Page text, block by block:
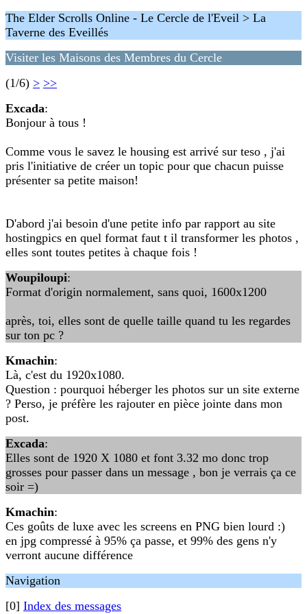
The Elder Scrolls Online - Le Cercle de l'Eveil > La
Taverne des Eveillés
Visiter les Maisons des Membres du Cercle
(1/6) > >>
Excada:
Bonjour à tous !
Comme vous le savez le housing est arrivé sur teso , j'ai
pris l'initiative de créer un topic pour que chacun puisse
présenter sa petite maison!
D'abord j'ai besoin d'une petite info par rapport au site
hostingpics en quel format faut t il transformer les photos ,
elles sont toutes petites à chaque fois !
Woupiloupi:
Format d'origin normalement, sans quoi, 1600x1200
après, toi, elles sont de quelle taille quand tu les regardes
sur ton pc ?
Kmachin:
Là, c'est du 1920x1080.
Question : pourquoi héberger les photos sur un site externe
? Perso, je préfère les rajouter en pièce jointe dans mon
post.
Excada:
Elles sont de 1920 X 1080 et font 3.32 mo donc trop
grosses pour passer dans un message , bon je verrais ça ce
soir =)
Kmachin:
Ces goûts de luxe avec les screens en PNG bien lourd :)
en jpg compressé à 95% ça passe, et 99% des gens n'y
verront aucune différence
Navigation
[0] Index des messages